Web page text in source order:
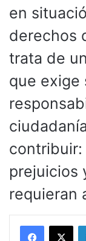
en
derechos
trata de
que exige
prejuicios
requieran